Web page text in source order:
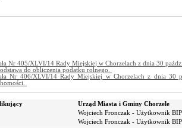
Nr 405/XLVI/14 Rady Miejskiej w Chorzelach z dnia 30
do obliczenia podatku rolnego.
Nr 406/XLVI/14 Rady Miejskiej w Chorzelach z dnia 30
Urząd Miasta i Gminy Chorzele
Wojciech Fronczak - Użytkownik BIP
Wojciech Fronczak - Użytkownik BIP